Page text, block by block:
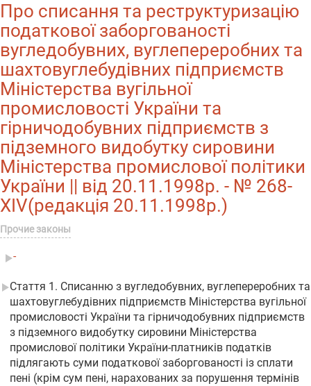
Про списання та реструктуризацію
податкової заборгованості
вугледобувних, вуглепереробних та
шахтовуглебудівних підприємств
Міністерства вугільної
промисловості України та
гірничодобувних підприємств з
підземного видобутку сировини
Міністерства промислової політики
України || від 20.11.1998р. - № 268-
XIV(редакція 20.11.1998р.)
Прочие законы
-
Стаття 1. Списанню з вугледобувних, вуглепереробних та
шахтовуглебудівних підприємств Міністерства вугільної
промисловості України та гірничодобувних підприємств
з підземного видобутку сировини Міністерства
промислової політики України-платників податків
підлягають суми податкової заборгованості із сплати
пені (крім сум пені, нарахованих за порушення термінів